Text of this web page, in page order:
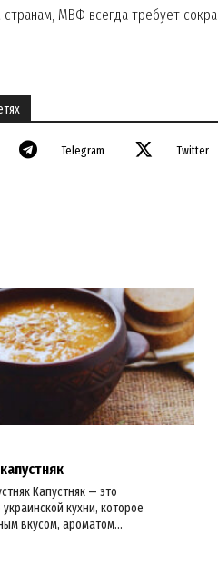
SUBSCRIBE NOW
МВФ всегда требует
Telegram Twitter
Капустняк — это
кухни, которое
вкусом, ароматом...